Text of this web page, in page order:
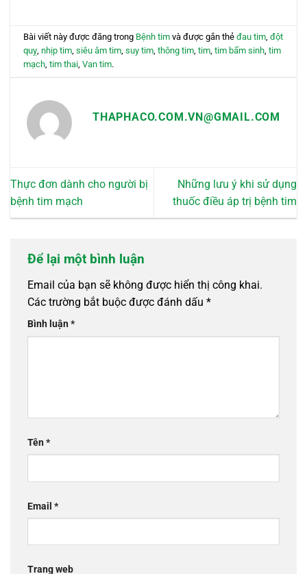
Bài viết này được đăng trong Bệnh tim và được gắn thẻđau tim,đột
quỵ,nhịp tim,siêu âm tim,suy tim,thông tim,tim,tim bẩm sinh,tim
mạch,tim thai,Van tim.
THAPHACO.COM.VN@GMAIL.COM
Thực đơn dành cho người bị
bệnh tim mạch
Những lưu ý khi sử dụng
thuốc điều áp trị bệnh tim
Để lại một bình luận
Email của bạn sẽ không được hiển thị công khai.
Các trường bắt buộc được đánh dấu *
Bình luận*
Tên*
Email *
Trang web